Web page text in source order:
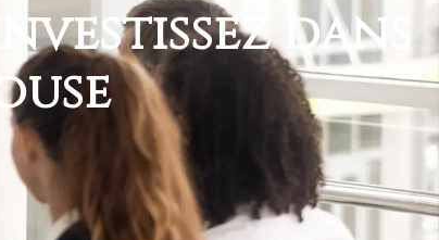
dans